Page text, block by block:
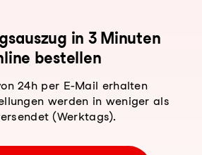
in 3 Minuten
bestellen
24h per E-Mail erhalten
werden in weniger als
(Werktags).